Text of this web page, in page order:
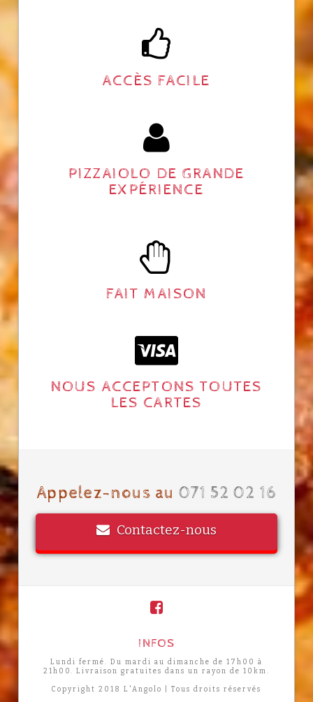
ACCÈS FACILE
PIZZAIOLO DE GRANDE
EXPÉRIENCE
FAIT MAISON
NOUS ACCEPTONS TOUTES
LES CARTES
Appelez-nous au 071 52 02 16
Contactez-nous
INFOS
Lundi fermé. Du mardi au dimanche de 17h00 à
21h00. Livraison gratuites dans un rayon de 10km.
Copyright 2018 L'Angolo | Tous droits réservés